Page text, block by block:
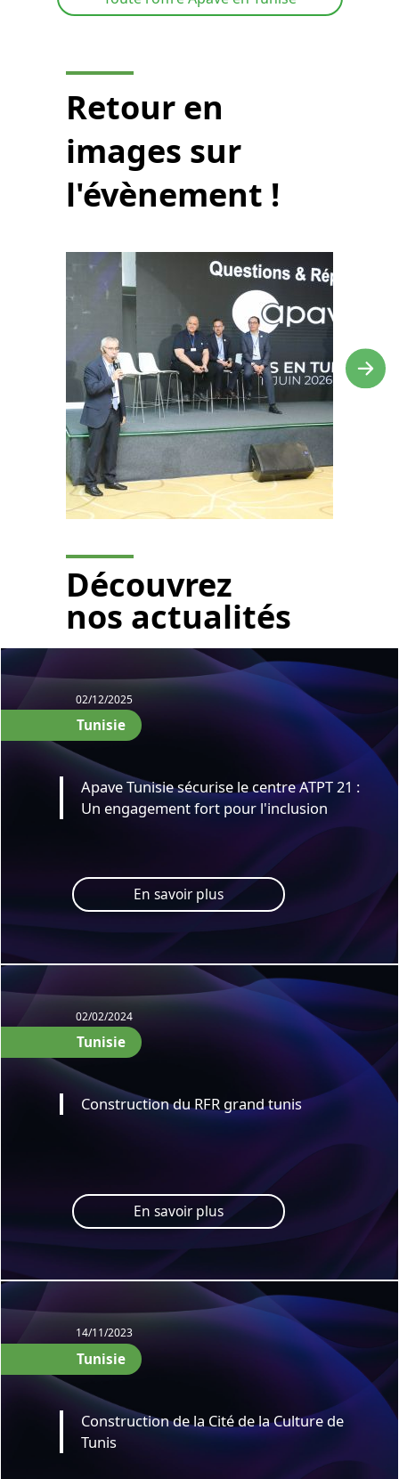
Retour en
images sur
l'évènement !
Découvrez
nos actualités
02/12/2025
Tunisie
Apave Tunisie sécurise le centre ATPT 21 :
Un engagement fort pour l'inclusion
En savoir plus
02/02/2024
Tunisie
Construction du RFR grand tunis
En savoir plus
14/11/2023
Tunisie
Construction de la Cité de la Culture de
Tunis